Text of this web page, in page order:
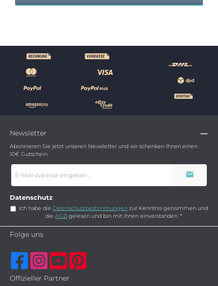
Newsletter
Abonnieren Sie jetzt unseren Newsletter und wir schenken Ihnen einen
10€ Gutschein.
E-
Mail-
*
Datenschutz
Ich habe die Datenschutzbestimmungen zur Kenntnis genommen und
dieAGB gelesen und bin mit ihnen einverstanden.*
Folge uns
Offizieller Partner